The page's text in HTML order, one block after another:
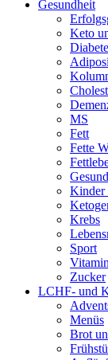
Gesundheit
Keto
MS
Fett
Fette
Kinder
Krebs
Sport
Zucker
LCHF- und
Menüs
Brot